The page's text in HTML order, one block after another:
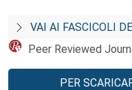
VAI AI FASCICOLI
Peer Reviewed
PER